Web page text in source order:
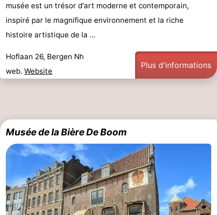
Musées
-
Monuments
-
Églises
-
Points
vue
Attractions
Terrains
-
mini-
golf
villes
Sports
-
musée est un trésor d'art moderne et contemporain,
inspiré par le magnifique environnement et la riche
histoire artistique de la ...
Hoflaan 26, Bergen Nh
web. Website
Plus d'informations
Musée de la Bière De Boom